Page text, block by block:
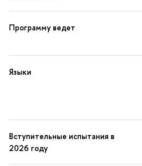
Программу ведет
Языки
Вступительные испытания в
2026 году